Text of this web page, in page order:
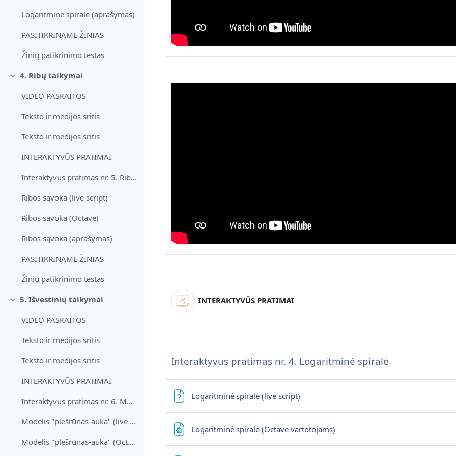
Logaritminė spiralė (aprašymas)
PASITIKRINAME ŽINIAS
Žinių patikrinimo testas
Згорнути
4. Ribų taikymai
VIDEO PASKAITOS
Teksto ir medijos sritis
Teksto ir medijos sritis
INTERAKTYVŪS PRATIMAI
Interaktyvus pratimas nr. 5. Ribos sąvoka
Ribos sąvoka (live script)
Ribos sąvoka (Octave)
Ribos sąvoka (aprašymas)
PASITIKRINAME ŽINIAS
Žinių patikrinimo testas
Згорнути
5. Išvestinių taikymai
VIDEO PASKAITOS
Teksto ir medijos sritis
Teksto ir medijos sritis
INTERAKTYVŪS PRATIMAI
Interaktyvus pratimas nr. 6. Modelis "plėšrunas-au...
Modelis "plešrūnas-auka" (live script)
Modelis "plešrūnas-auka" (Octave)
INTERAKTYVŪS PRATIMAI
Interaktyvus pratimas nr. 4. Logaritminė spiralė
Logaritminė spiralė (live script)
Logaritminė spiralė (Octave vartotojams)